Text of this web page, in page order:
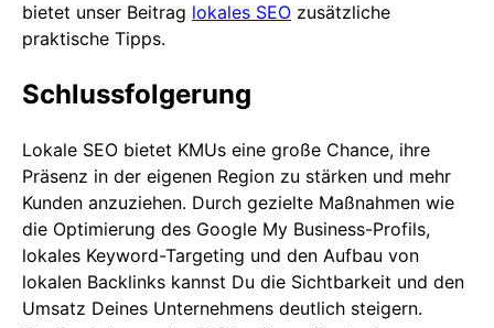
bietet unser Beitrag lokales SEO zusätzliche
praktische Tipps.
Schlussfolgerung
Lokale SEO bietet KMUs eine große Chance, ihre
Präsenz in der eigenen Region zu stärken und mehr
Kunden anzuziehen. Durch gezielte Maßnahmen wie
die Optimierung des Google My Business-Profils,
lokales Keyword-Targeting und den Aufbau von
lokalen Backlinks kannst Du die Sichtbarkeit und den
Umsatz Deines Unternehmens deutlich steigern.